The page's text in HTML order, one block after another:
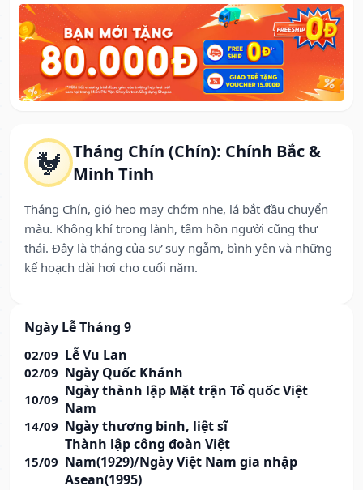
🐓 Tháng Chín (Chín): Chính Bắc &
Minh Tinh
Tháng Chín, gió heo may chớm nhẹ, lá bắt đầu chuyển
màu. Không khí trong lành, tâm hồn người cũng thư
thái. Đây là tháng của sự suy ngẫm, bình yên và những
kế hoạch dài hơi cho cuối năm.
Ngày Lễ Tháng 9
02/09 Lễ Vu Lan
02/09 Ngày Quốc Khánh
10/09 Ngày thành lập Mặt trận Tổ quốc Việt
Nam
14/09 Ngày thương binh, liệt sĩ
15/09
Thành lập công đoàn Việt
Nam(1929)/Ngày Việt Nam gia nhập
Asean(1995)